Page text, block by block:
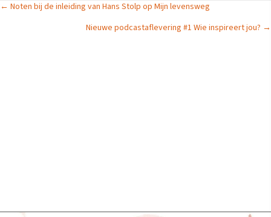
Posts
navigation
← Noten bij de inleiding van Hans Stolp op Mijn levensweg
Nieuwe podcastaflevering #1 Wie inspireert jou? →